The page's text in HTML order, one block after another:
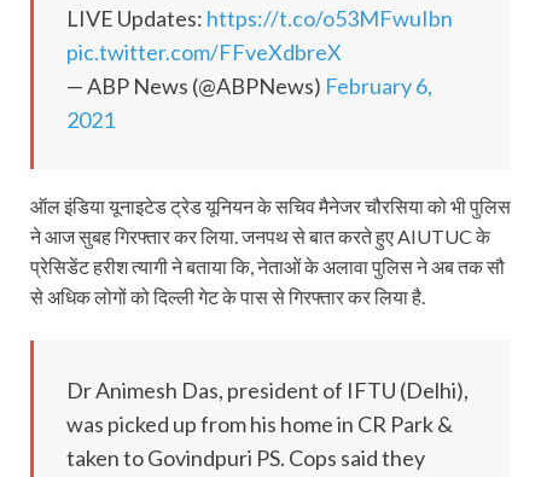
LIVE Updates: https://t.co/o53MFwuIbn
pic.twitter.com/FFveXdbreX
— ABP News (@ABPNews) February 6,
2021
ऑल इंडिया यूनाइटेड ट्रेड यूनियन के सचिव मैनेजर चौरसिया को भी पुलिस
ने आज सुबह गिरफ्तार कर लिया. जनपथ से बात करते हुए AIUTUC के
प्रेसिडेंट हरीश त्यागी ने बताया कि, नेताओं के अलावा पुलिस ने अब तक सौ
से अधिक लोगों को दिल्ली गेट के पास से गिरफ्तार कर लिया है.
Dr Animesh Das, president of IFTU (Delhi),
was picked up from his home in CR Park &
taken to Govindpuri PS. Cops said they